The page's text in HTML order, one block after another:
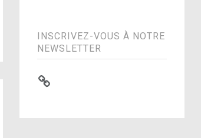
INSCRIVEZ-VOUS À NOTRE
NEWSLETTER